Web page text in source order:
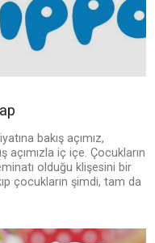
bakış açımız,
açımızla iç içe. Çocukların
olduğu klişesini bir
çocukların şimdi, tam da